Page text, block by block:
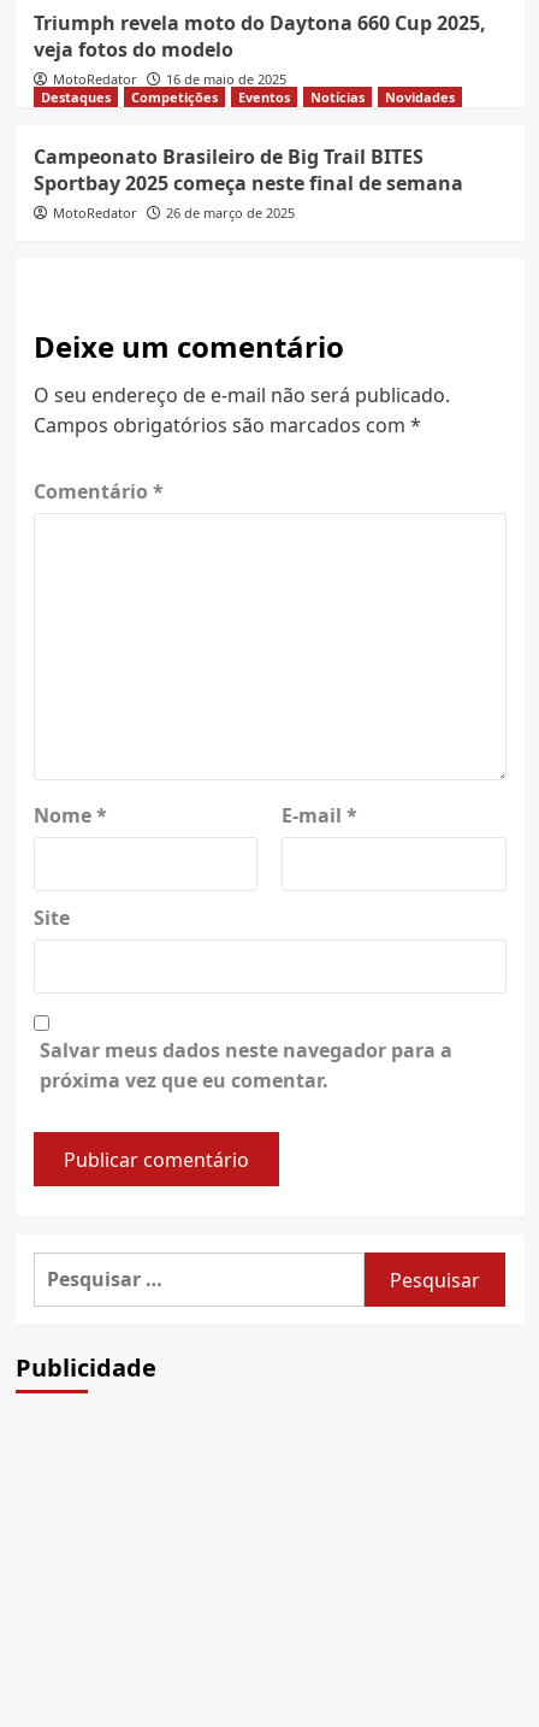
Triumph revela moto do Daytona 660 Cup 2025,
veja fotos do modelo
MotoRedator
16 de maio de 2025
Destaques
Competições Eventos Notícias Novidades
Campeonato Brasileiro de Big Trail BITES
Sportbay 2025 começa neste final de semana
MotoRedator 26 de março de 2025
Deixe um comentário
O seu endereço de e-mail não será publicado.
Campos obrigatórios são marcados com *
Comentário *
Nome* E-mail *
Site
Salvar meus dados neste navegador para a
próxima vez que eu comentar.
Pesquisar
Publicidade